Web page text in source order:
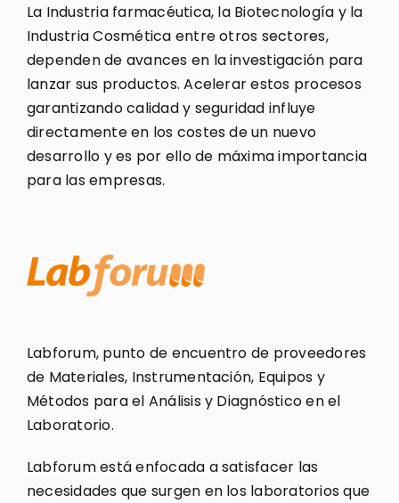
La Industria farmacéutica, la Biotecnología y la
Industria Cosmética entre otros sectores,
dependen de avances en la investigación para
lanzar sus productos. Acelerar estos procesos
garantizando calidad y seguridad influye
directamente en los costes de un nuevo
desarrollo y es por ello de máxima importancia
para las empresas.
Labforum, punto de encuentro de proveedores
de Materiales, Instrumentación, Equipos y
Métodos para el Análisis y Diagnóstico en el
Laboratorio.
Labforum está enfocada a satisfacer las
necesidades que surgen en los laboratorios que